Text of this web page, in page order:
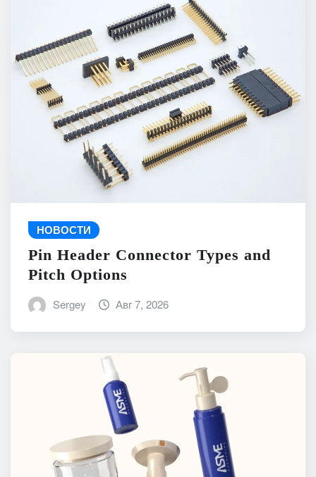
НОВОСТИ
Pin Header Connector Types and
Pitch Options
Sergey Авг 7, 2026